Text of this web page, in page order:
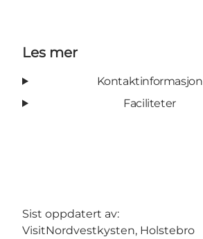
Les mer
Kontaktinformasjon
Faciliteter
Sist oppdatert av:
VisitNordvestkysten, Holstebro